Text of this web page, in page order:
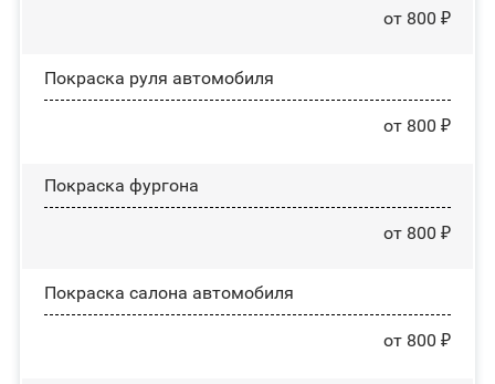
от 800 ₽
Покраска руля автомобиля
от 800 ₽
Покраска фургона
от 800 ₽
Покраска салона автомобиля
от 800 ₽